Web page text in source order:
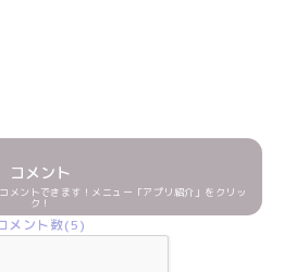
コメント
メントできます！メニュー「アプリ紹介」をクリッ
ク！
メント数(5)